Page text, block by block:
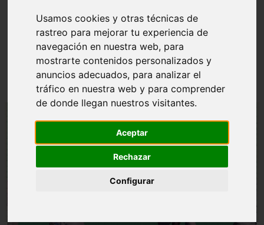
Usamos cookies y otras técnicas de
rastreo para mejorar tu experiencia de
navegación en nuestra web, para
mostrarte contenidos personalizados y
anuncios adecuados, para analizar el
tráfico en nuestra web y para comprender
de donde llegan nuestros visitantes.
Aceptar
Rechazar
Configurar
Solo Las Bestias - Final Explicado